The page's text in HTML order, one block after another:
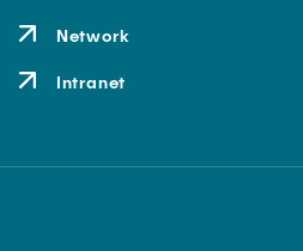
Network
Intranet